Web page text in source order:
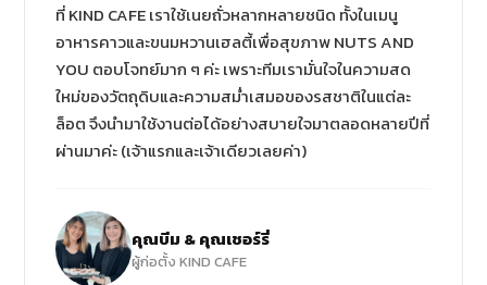
ที่ KIND CAFE เราใช้เนยถั่วหลากหลายชนิด ทั้งในเมนู
อาหารคาวและขนมหวานเฮลตี้เพื่อสุขภาพ NUTS AND
YOU ตอบโจทย์มาก ๆ ค่ะ เพราะทีมเรามั่นใจในความสด
ใหม่ของวัตถุดิบและความสม่ำเสมอของรสชาติในแต่ละ
ล็อต จึงนำมาใช้งานต่อได้อย่างสบายใจมาตลอดหลายปีที่
ผ่านมาค่ะ (เจ้าแรกและเจ้าเดียวเลยค่า)
คุณบีม & คุณเชอร์รี่
ผู้ก่อตั้ง KIND CAFE